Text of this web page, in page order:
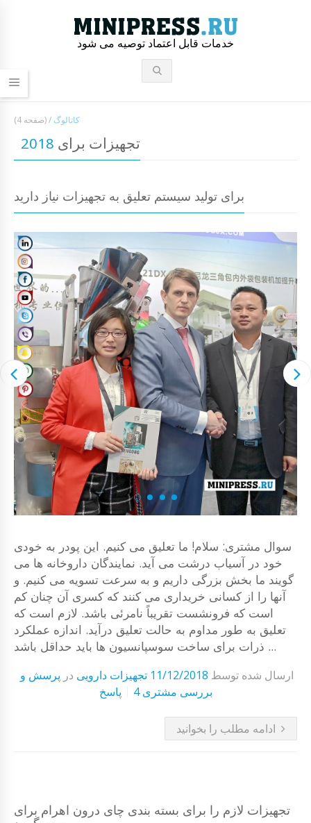
خدمات قابل اعتماد توصیه می شود
کاتالوگ /(صفحه 4)
تجهیزات برای 2018
برای تولید سیستم تعلیق به تجهیزات نیاز دارید
سوال مشتری: سلام! ما تعلیق می کنیم. این پودر به خودی
خود در آسیاب درشت می آید. نمایندگان داروخانه ها می
گویند ما بخش بزرگی داریم و به سرعت تسویه می کنیم. و
آنها را از کسانی خریداری می کنند که کسری آن چنان کم
است که فرونشست تقریباً نامرئی باشد. لازم است که
تعلیق به طور مداوم به حالت تعلیق درآید. اندازه عملکرد
ذرات برای ساخت سوسپانسیون ها باید حداقل باشد ...
ارسال شده توسط 11/12/2018 تجهیزات دارویی در پرسش و
پاسخ
4 بررسی مشتری
ادامه مطلب را بخوانید
تجهیزات لازم را برای بسته بندی چای درون اهرام برای